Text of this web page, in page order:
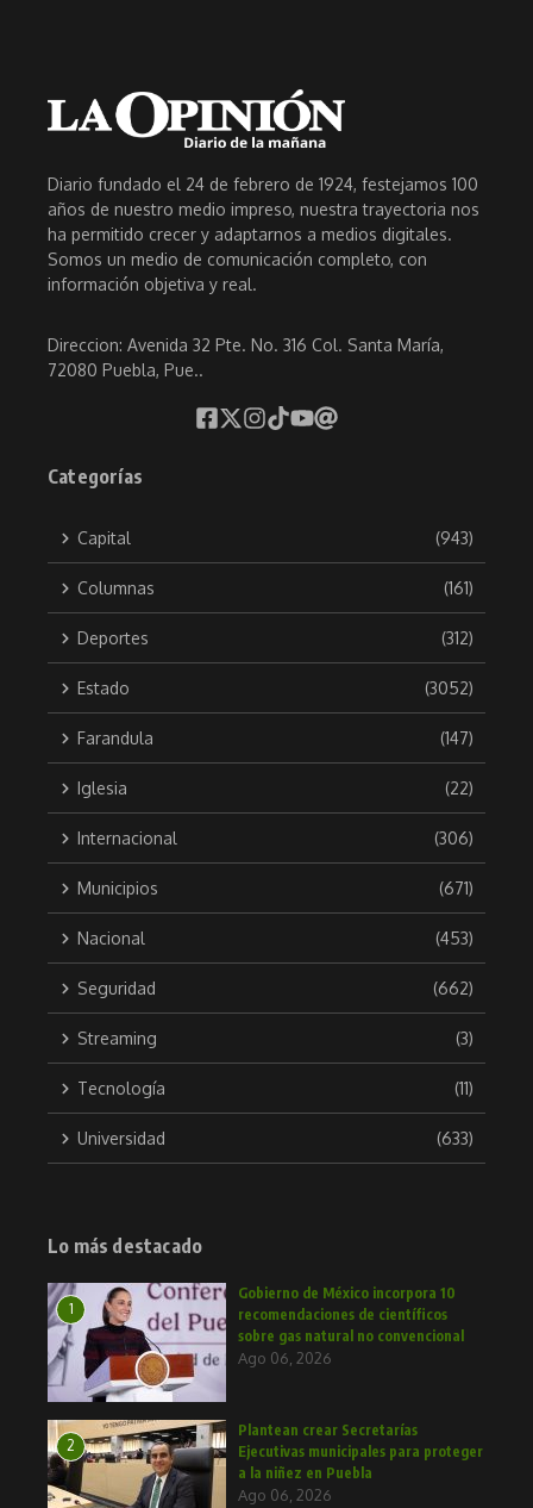
Diario fundado el 24 de febrero de 1924, festejamos 100
años de nuestro medio impreso, nuestra trayectoria nos
ha permitido crecer y adaptarnos a medios digitales.
Somos un medio de comunicación completo, con
información objetiva y real.
Direccion: Avenida 32 Pte. No. 316 Col. Santa María,
72080 Puebla, Pue..
Categorías
Capital (943)
Columnas (161)
Deportes (312)
Estado (3052)
Farandula (147)
Iglesia (22)
Internacional (306)
Municipios (671)
Nacional (453)
Seguridad (662)
Streaming (3)
Tecnología (11)
Universidad (633)
Lo más destacado
1
Gobierno de México incorpora 10
recomendaciones de científicos
sobre gas natural no convencional
Ago 06, 2026
2
Plantean crear Secretarías
Ejecutivas municipales para proteger
a la niñez en Puebla
Ago 06, 2026